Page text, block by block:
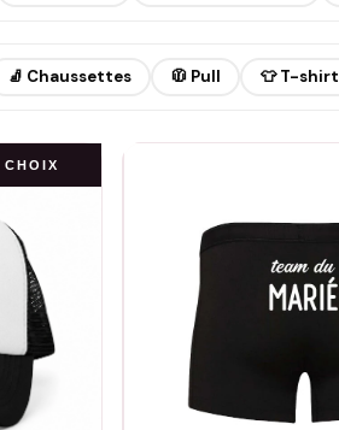
🧦 Chaussettes 🧥 Pull 👕 T-shirt
CHOIX